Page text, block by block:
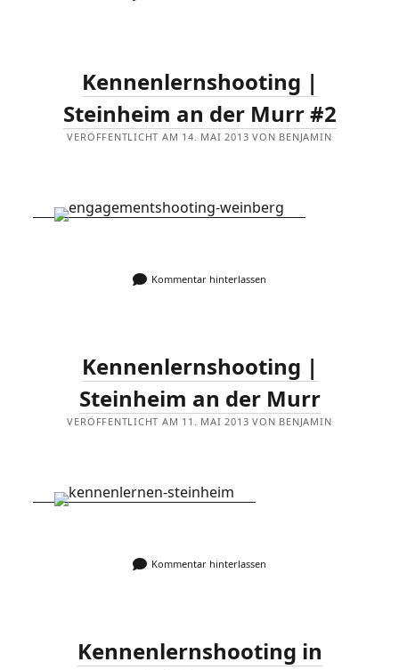
Kennenlernshooting |
Steinheim an der Murr #2
VERÖFFENTLICHT AM 14. MAI 2013 VON BENJAMIN
Kommentar hinterlassen
Kennenlernshooting |
Steinheim an der Murr
VERÖFFENTLICHT AM 11. MAI 2013 VON BENJAMIN
Kommentar hinterlassen
Kennenlernshooting in